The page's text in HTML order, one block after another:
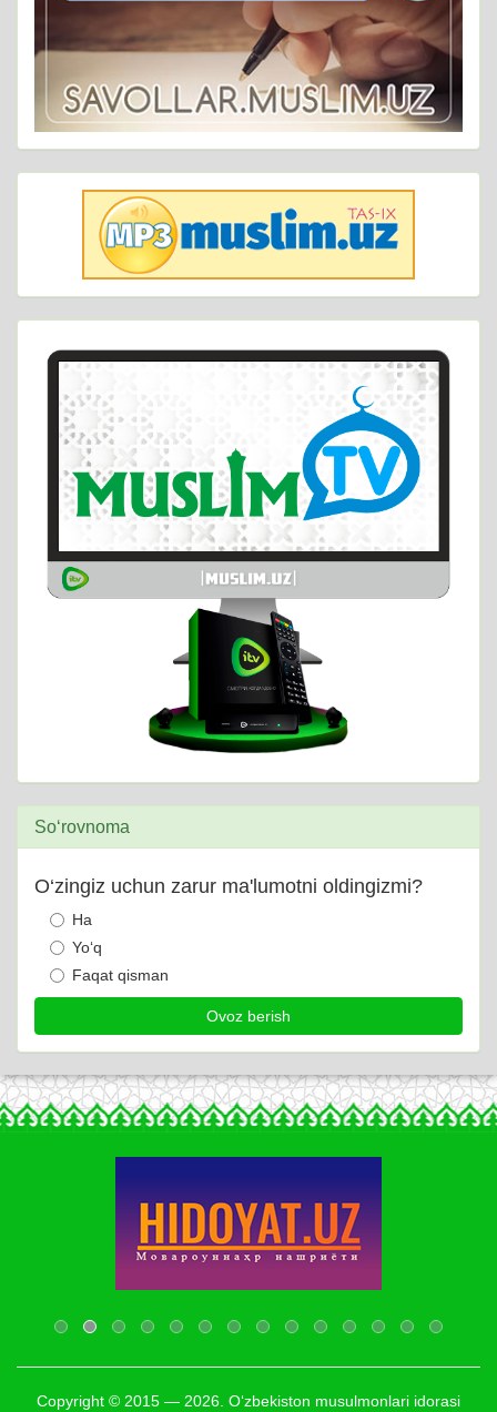
So‘rovnoma
O‘zingiz uchun zarur ma'lumotni oldingizmi?
Ha
Yo‘q
Faqat qisman
Copyright © 2015 — 2026. O‘zbekiston musulmonlari idorasi